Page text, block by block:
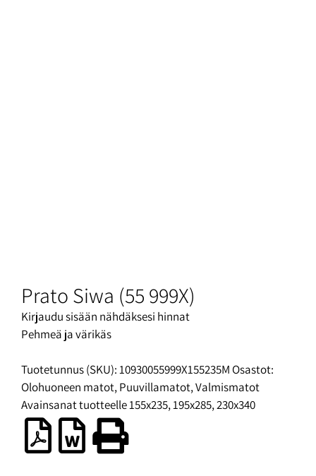
Prato Siwa (55 999X)
Kirjaudu sisään nähdäksesi hinnat
Pehmeä ja värikäs
Tuotetunnus (SKU):10930055999X155235M Osastot:
Olohuoneen matot,Puuvillamatot,Valmismatot
Avainsanat tuotteelle155x235,195x285,230x340